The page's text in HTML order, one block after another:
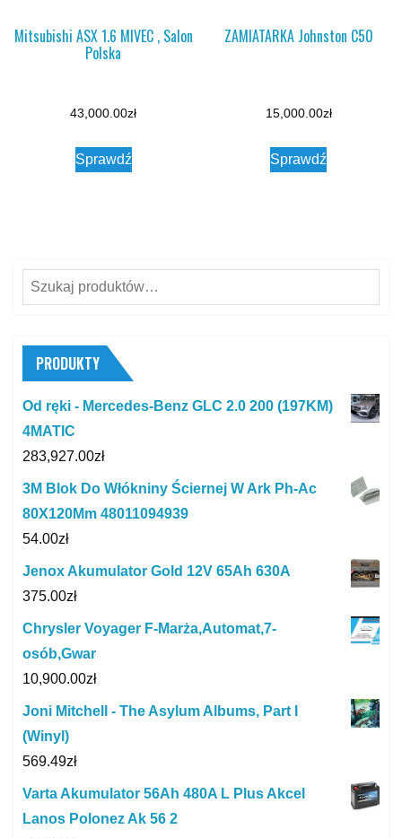
Mitsubishi ASX 1.6 MIVEC , Salon
Polska
43,000.00zł
Sprawdź
ZAMIATARKA Johnston C50
15,000.00zł
Sprawdź
Szukaj:
PRODUKTY
Od ręki - Mercedes-Benz GLC 2.0 200 (197KM)
4MATIC
283,927.00zł
3M Blok Do Włókniny Ściernej W Ark Ph-Ac
80X120Mm 48011094939
54.00zł
Jenox Akumulator Gold 12V 65Ah 630A
375.00zł
Chrysler Voyager F-Marża,Automat,7-
osób,Gwar
10,900.00zł
Joni Mitchell - The Asylum Albums, Part I
(Winyl)
569.49zł
Varta Akumulator 56Ah 480A L Plus Akcel
Lanos Polonez Ak 56 2